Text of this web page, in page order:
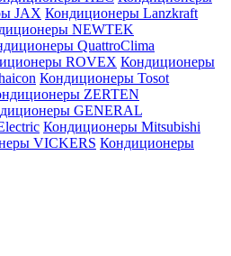
JAX Кондиционеры Lanzkraft
NEWTEK
QuattroClima
ROVEX Кондиционеры
Кондиционеры Tosot
ZERTEN
GENERAL
Кондиционеры Mitsubishi
VICKERS Кондиционеры